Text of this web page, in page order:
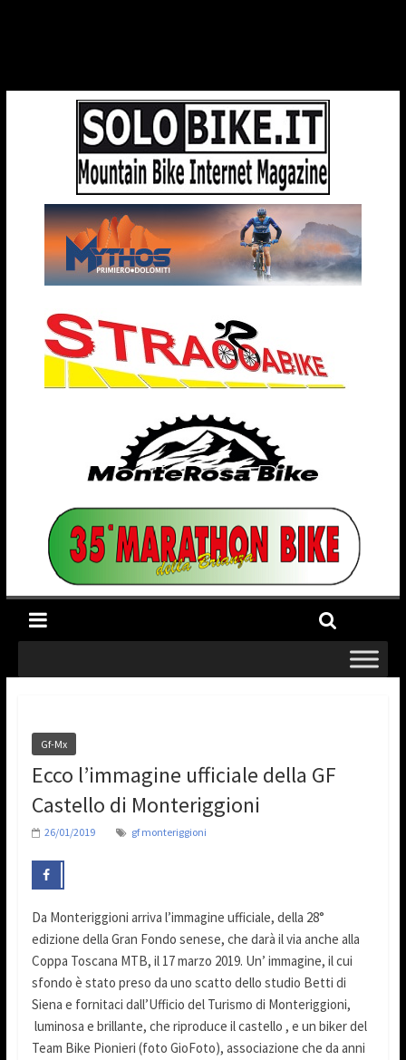
Gf-Mx
Ecco l’immagine ufficiale della GF
Castello di Monteriggioni
26/01/2019 gf monteriggioni
Da Monteriggioni arriva l’immagine ufficiale, della 28°
edizione della Gran Fondo senese, che darà il via anche alla
Coppa Toscana MTB, il 17 marzo 2019. Un’ immagine, il cui
sfondo è stato preso da uno scatto dello studio Betti di
Siena e fornitaci dall’Ufficio del Turismo di Monteriggioni,
luminosa e brillante, che riproduce il castello , e un biker del
Team Bike Pionieri (foto GioFoto), associazione che da anni